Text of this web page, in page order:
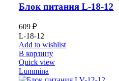
Блок питания L-18-12
609 ₽
L-18-12
Add to wishlist
В корзину
Quick view
Lummina